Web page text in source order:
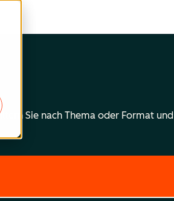
Sie nach Thema oder Format und